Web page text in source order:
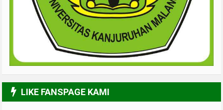
LIKE FANSPAGE KAMI